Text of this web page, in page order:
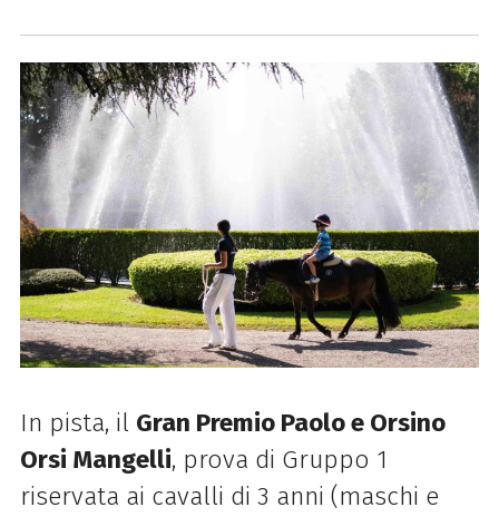
In pista, il Gran Premio Paolo e Orsino
Orsi Mangelli, prova di Gruppo 1
riservata ai cavalli di 3 anni (maschi e